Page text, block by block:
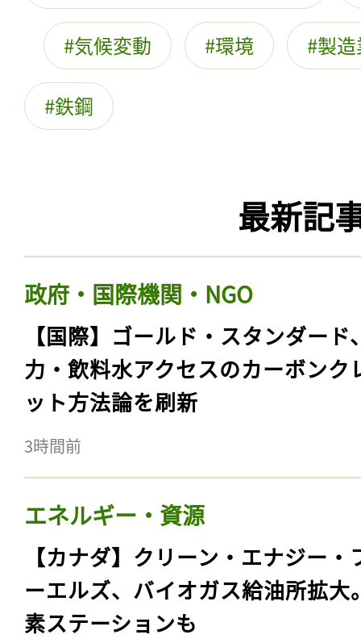
気候変動 環境 製
鉄鋼
最新記
政府・国際機関・NGO
【国際】ゴールド・スタンダード
力・飲料水アクセスのカーボンク
ット方法論を刷新
3時間前
エネルギー・資源
【カナダ】クリーン・エナジー・
ーエルズ、バイオガス給油所拡大
素ステーションも